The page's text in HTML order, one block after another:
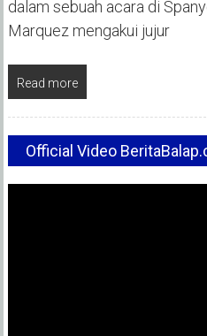
dalam sebuah acara di
Marquez mengakui jujur
Read more
Official Video